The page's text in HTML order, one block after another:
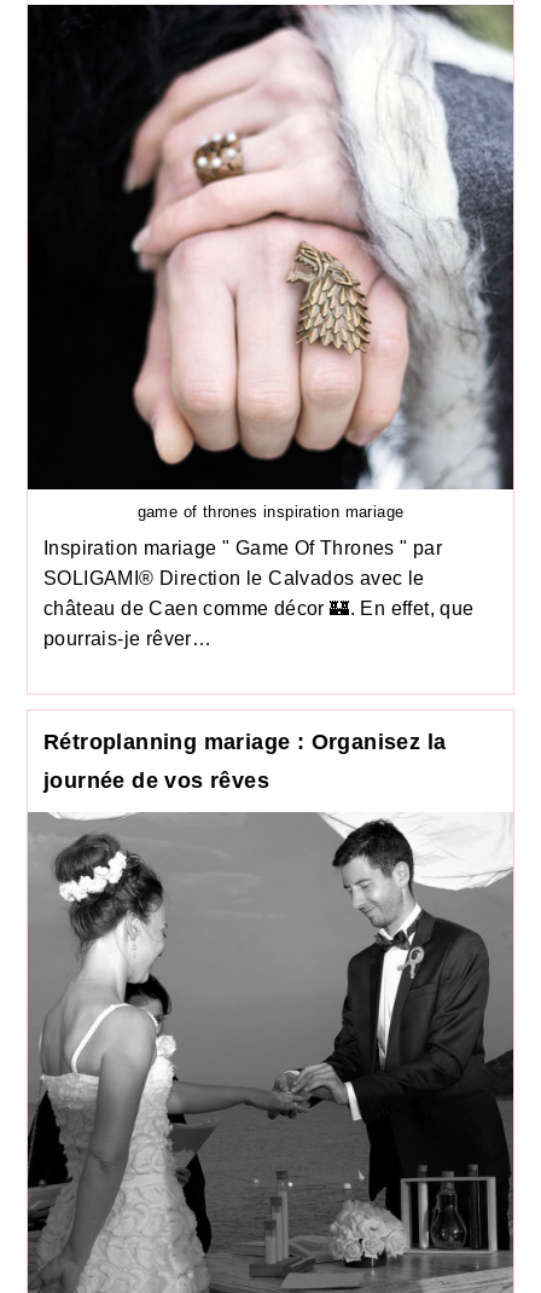
game of thrones inspiration mariage
Inspiration mariage " Game Of Thrones " par
SOLIGAMI® Direction le Calvados avec le
château de Caen comme décor 🏰. En effet, que
pourrais-je rêver…
Rétroplanning mariage : Organisez la
journée de vos rêves